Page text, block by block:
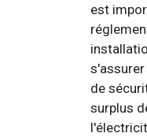
est
de
surplus